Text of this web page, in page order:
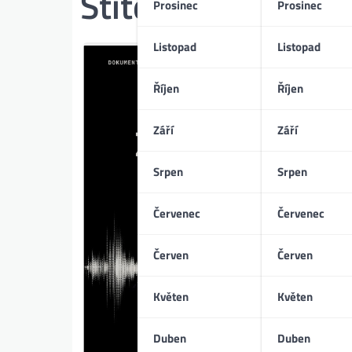
Prosinec
Listopad
Říjen
Září
Srpen
Červenec
Červen
Květen
Duben
Prosinec
Listopad
Říjen
Září
Srpen
Červenec
Červen
Květen
Duben